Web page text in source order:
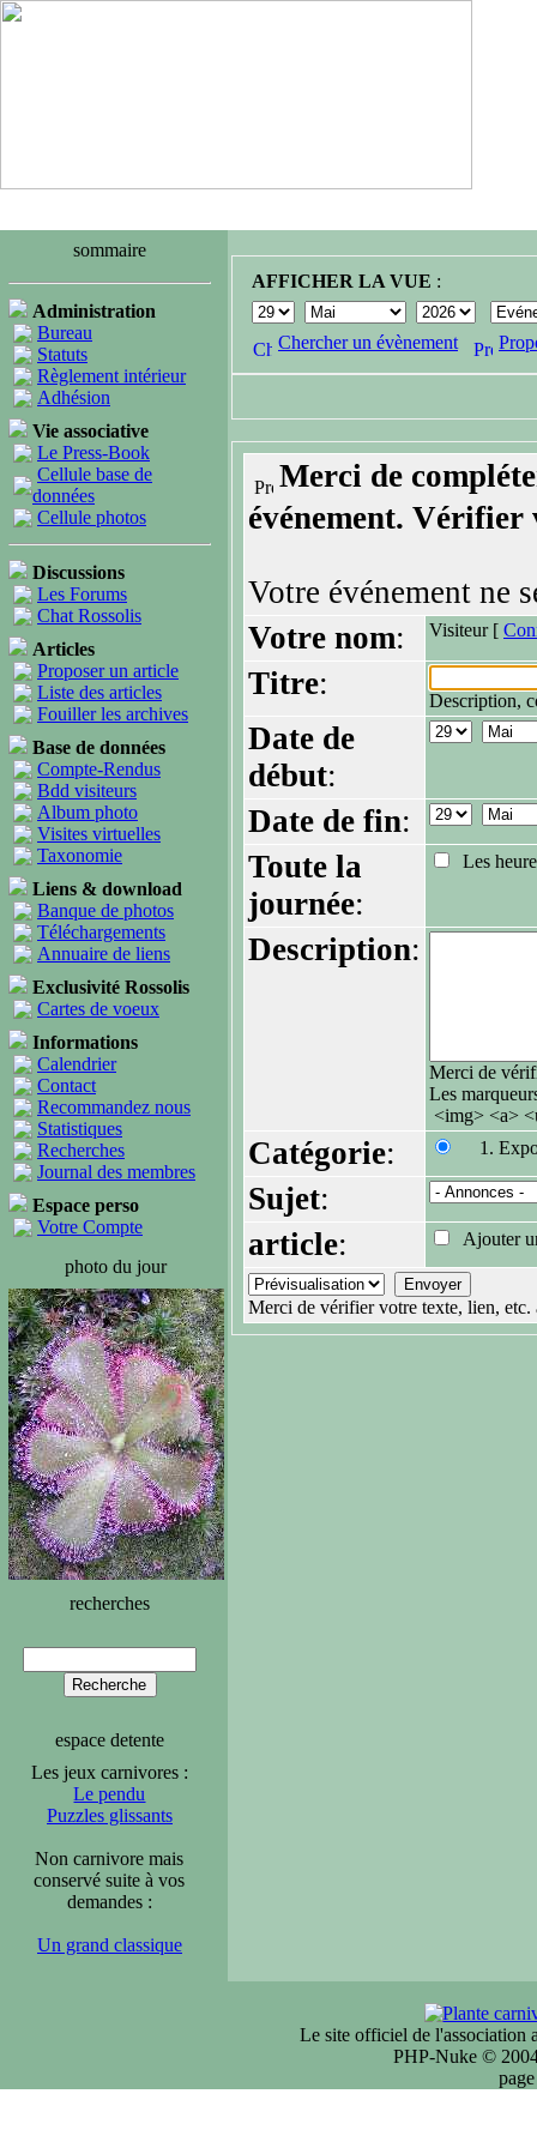
sommaire
Administration
Bureau
Statuts
Règlement intérieur
Adhésion
Vie associative
Le Press-Book
Cellule base de
données
Cellule photos
Discussions
Les Forums
Chat Rossolis
Articles
Proposer un article
Liste des articles
Fouiller les archives
Base de données
Compte-Rendus
Bdd visiteurs
Album photo
Visites virtuelles
Taxonomie
Liens & download
Banque de photos
Téléchargements
Annuaire de liens
Exclusivité Rossolis
Cartes de voeux
Informations
Calendrier
Contact
Recommandez nous
Statistiques
Recherches
Journal des membres
Espace perso
Votre Compte
photo du jour
recherches
espace detente
Les jeux carnivores :
Le pendu
Puzzles glissants
Non carnivore mais
conservé suite à vos
demandes :
Un grand classique
AFFICHER LA VUE :
Chercher un évènement
Merci de
événement. Vérifier
Votre événement ne
Votre nom: Visiteur [
Titre: Description,
Date de
début:
Date de fin:
Toute la
journée:
Les
Description:
Merci de
Les
<img> <a>
Catégorie: 1.
Sujet:
article: Ajouter
Merci de vérifier votre texte, lien, etc.
Le site officiel de l'association
PHP-Nuke ©